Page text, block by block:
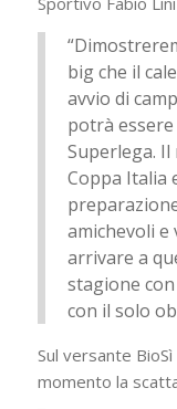
big che il
avvio di
potrà
Superlega.
Coppa Italia
amichevoli
arrivare a
stagione
con il solo
Sul versante
momento la